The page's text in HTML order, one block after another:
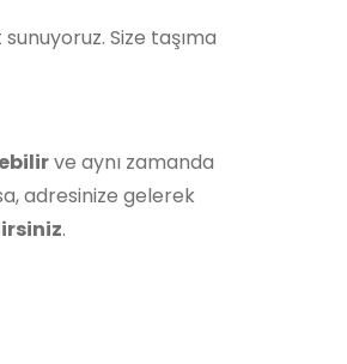
Size taşıma
ve aynı zamanda
adresinize gelerek
.